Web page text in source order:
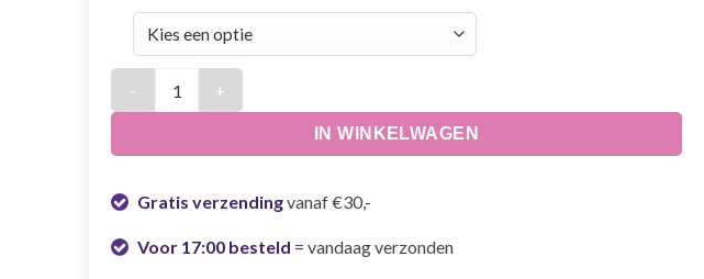
IN WINKELWAGEN
Gratis verzendingvanaf €30,-
Voor 17:00 besteld = vandaag verzonden